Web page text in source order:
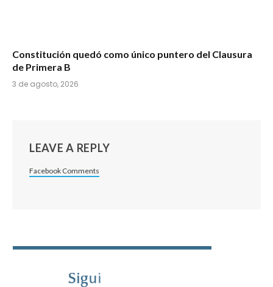
Constitución quedó como único puntero del Clausura
de Primera B
3 de agosto, 2026
LEAVE A REPLY
Facebook Comments